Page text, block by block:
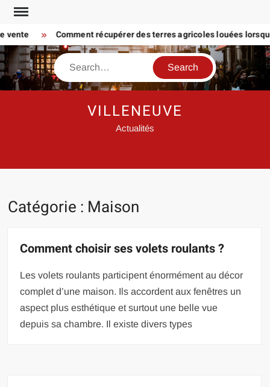
Skip
content
Comment récupérer des terres agricoles louées lorsque
Search
VILLENEUVE
Actualités
Catégorie : Maison
Comment choisir ses volets roulants ?
Les volets roulants participent énormément au décor
complet d’une maison. Ils accordent aux fenêtres un
aspect plus esthétique et surtout une belle vue
depuis sa chambre. Il existe divers types